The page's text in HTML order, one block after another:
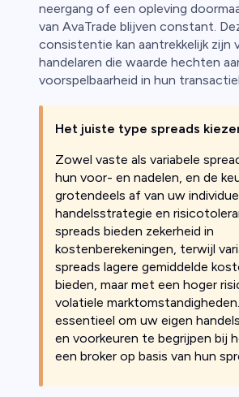
neergang of een opleving
van AvaTrade blijven constant.
consistentie kan aantrekkelijk zijn
handelaren die waarde hechten
voorspelbaarheid in hun
Het juiste type spreads
Zowel vaste als variabele
hun voor- en nadelen, en de
grotendeels af van uw
handelsstrategie en
spreads bieden zekerheid in
kostenberekeningen, terwijl
spreads lagere gemiddelde
bieden, maar met een hoger
volatiele
essentieel om uw eigen
en voorkeuren te begrijpen bij
een broker op basis van hun